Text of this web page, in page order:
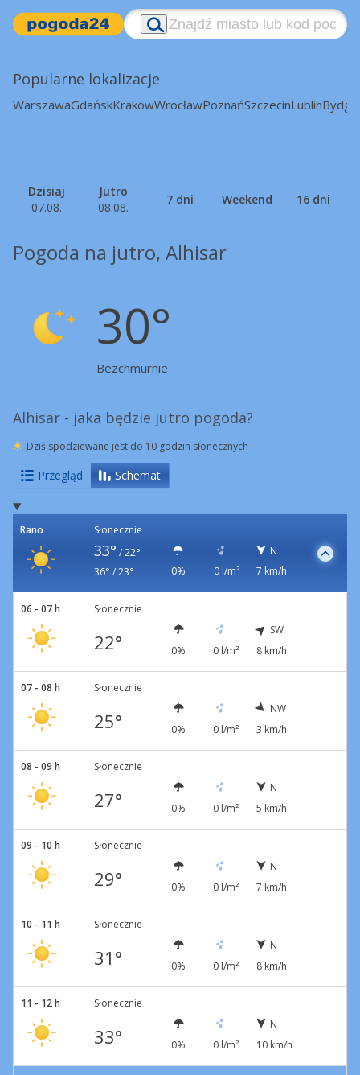
Popularne lokalizacje
WarszawaGdańskKrakówWrocławPoznańSzczecinLublin
Dzisiaj
07.08.
Jutro
08.08.
7 dni Weekend 16 dni
Pogoda na jutro, Alhisar
30°
Bezchmurnie
Alhisar - jaka będzie jutro pogoda?
Dziś spodziewane jest do 10 godzin słonecznych
Przegląd Schemat
Rano Słonecznie
33° / 22°
36° / 23°
0% 0 l/m²
N
7 km/h
06 - 07 h Słonecznie
22° 0% 0 l/m²
SW
8 km/h
07 - 08 h Słonecznie
25° 0% 0 l/m²
NW
3 km/h
08 - 09 h Słonecznie
27° 0% 0 l/m²
N
5 km/h
09 - 10 h Słonecznie
29° 0% 0 l/m²
N
7 km/h
10 - 11 h Słonecznie
31° 0% 0 l/m²
N
8 km/h
11 - 12 h Słonecznie
33° 0% 0 l/m²
N
10 km/h